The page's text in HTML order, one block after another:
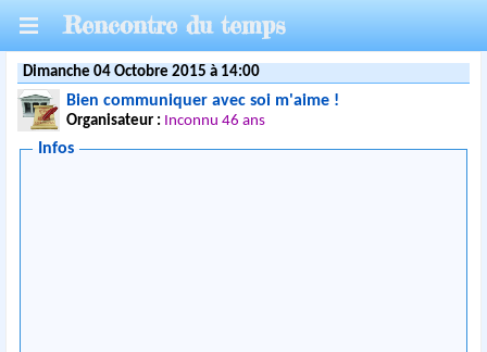
Rencontre du temps
Dimanche 04 Octobre 2015 à 14:00
Bien communiquer avec soi m'aime !
Organisateur : Inconnu 46 ans
Infos